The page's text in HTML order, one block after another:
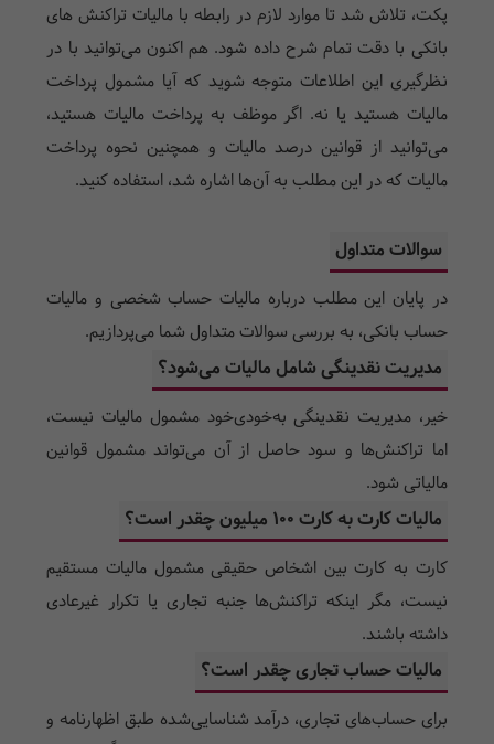
پکت، تلاش شد تا موارد لازم در رابطه با مالیات تراکنش ها‌ی
بانکی با دقت تمام شرح داده شود. هم اکنون می‌توانید با در
نظرگیری این اطلاعات متوجه شوید که آیا مشمول پرداخت
مالیات هستید یا نه. اگر موظف به پرداخت مالیات هستید،
می‌توانید از قوانین درصد مالیات و همچنین نحوه پرداخت
مالیات که در این مطلب به آن‌ها اشاره شد، استفاده کنید.
سوالات متداول
در پایان این مطلب درباره مالیات حساب شخصی و مالیات
حساب بانکی، به بررسی سوالات متداول شما می‌پردازیم.
مدیریت نقدینگی شامل مالیات می‌شود؟
خیر، مدیریت نقدینگی به‌خودی‌خود مشمول مالیات نیست،
اما تراکنش‌ها و سود حاصل از آن می‌تواند مشمول قوانین
مالیاتی شود.
مالیات کارت به کارت ۱۰۰ میلیون چقدر است؟
کارت به کارت بین اشخاص حقیقی مشمول مالیات مستقیم
نیست، مگر اینکه تراکنش‌ها جنبه تجاری یا تکرار غیرعادی
داشته باشند.
مالیات حساب تجاری چقدر است؟
برای حساب‌های تجاری، درآمد شناسایی‌شده طبق اظهارنامه و